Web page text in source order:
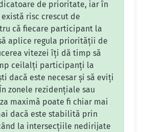
de prioritate, iar în
risc crescut de
că fiecare participant la
aplice regula priorității de
vitezei îți dă timp să
ceilalți participanți la
dacă este necesar și să eviți
zonele rezidențiale sau
maximă poate fi chiar mai
dacă este stabilită prin
la intersecțiile nedirijate